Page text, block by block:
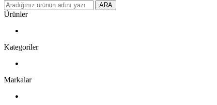
ARA
Ürünler
Kategoriler
Markalar